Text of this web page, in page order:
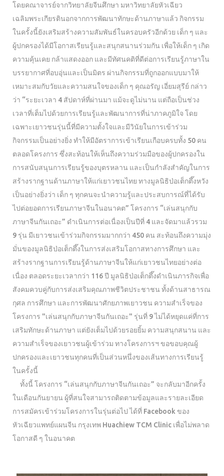
โดยคณาจารย์จากวิทยาลัยจีนศึกษา มหาวิทยาลัยหัวเฉียว
เฉลิมพระเกียรตินอกจากการพัฒนาทักษะด้านภาษาแล้ว กิจกรรม
ในครั้งนี้ยังเสริมสร้างความสัมพันธ์ในครอบครัวอีกด้วย เด็ก ๆ และ
ผู้ปกครองได้มีโอกาสเรียนรู้และสนุกสนานร่วมกัน เพื่อให้เด็ก ๆ เกิด
ความคุ้นเคย กล้าแสดงออก และมีทัศนคติที่ดีต่อการเรียนรู้ภาษาใน
บรรยากาศที่อบอุ่นและเป็นมิตร ผ่านกิจกรรมที่ถูกออกแบบมาให้
เหมาะสมกับวัยและความสนใจของเด็ก ๆ คุณอรัญ เอี่ยมสุรีย์ กล่าว
ว่า “ระยะเวลา 4 สัปดาห์ที่ผ่านมา แม้จะดูไม่นาน แต่ถือเป็นช่วง
เวลาที่เต็มไปด้วยการเรียนรู้และพัฒนาการที่น่าภาคภูมิใจ โดย
เฉพาะเยาวชนรุ่นนี้ที่มีความตั้งใจและมีวินัยในการเข้าร่วม
กิจกรรมเป็นอย่างยิ่ง ทำให้มีอัตราการเข้าเรียนเกือบครบทั้ง 50 คน
ตลอดโครงการ ซึ่งสะท้อนให้เห็นถึงความร่วมมือของผู้ปกครองใน
การสนับสนุนการเรียนรู้ของบุตรหลาน และเป็นกำลังสำคัญในการ
สร้างรากฐานด้านภาษาให้แก่เยาวชนไทย ทางมูลนิธิป่อเต็กตึ๊งหวัง
เป็นอย่างยิ่งว่า เด็ก ๆ ทุกคนจะนำความรู้และประสบการณ์ที่ได้รับ
ไปต่อยอดการเรียนภาษาจีนในอนาคต” โครงการ “เล่นสนุกกับ
ภาษาจีนกันเถอะ” ดำเนินการต่อเนื่องเป็นปีที่ 4 และจัดมาแล้วรวม
9 รุ่น มีเยาวชนเข้าร่วมกิจกรรมมากกว่า 450 คน สะท้อนถึงความมุ่ง
มั่นของมูลนิธิป่อเต็กตึ๊งในการส่งเสริมโอกาสทางการศึกษา และ
สร้างรากฐานการเรียนรู้ด้านภาษาจีนให้แก่เยาวชนไทยอย่างต่อ
เนื่อง ตลอดระยะเวลากว่า 116 ปี มูลนิธิป่อเต็กตึ๊งดำเนินภารกิจเพื่อ
สังคมควบคู่กับการส่งเสริมคุณภาพชีวิตประชาชน ทั้งด้านสาธารณ
กุศล การศึกษา และการพัฒนาศักยภาพเยาวชน ความสำเร็จของ
โครงการ "เล่นสนุกกับภาษาจีนกันเถอะ" รุ่นที่ 9 ไม่ได้หยุดแค่ที่การ
เสริมทักษะด้านภาษา แต่ยังเต็มไปด้วยรอยยิ้ม ความสนุกสนาน และ
ความสำเร็จของเยาวชนผู้เข้าร่วม ทางโครงการฯ ขอขอบคุณผู้
ปกครองและเยาวชนทุกคนที่เป็นส่วนหนึ่งของเส้นทางการเรียนรู้
ในครั้งนี้
ทั้งนี้ โครงการ “เล่นสนุกกับภาษาจีนกันเถอะ” จะกลับมาอีกครั้ง
ในเดือนกันยายน ผู้ที่สนใจสามารถติดตามข้อมูลและรายละเอียด
การสมัครเข้าร่วมโครงการในรุ่นต่อไป ได้ที่ Facebook ของ
หัวเฉียวแพทย์แผนจีน กรุงเทพ Huachiew TCM Clinic เพื่อไม่พลาด
โอกาสดี ๆ ในอนาคต